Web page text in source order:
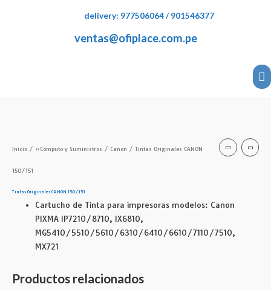
delivery: 977506064 / 901546377
ventas@ofiplace.com.pe
Inicio / »Cómputo y Suministros / Canon / Tintas Originales CANON
150/151
Tintas Originales CANON 150/151
Cartucho de Tinta para impresoras modelos: Canon
PIXMA IP7210/8710, IX6810,
MG5410/5510/5610/6310/6410/6610/7110/7510,
MX721
Productos relacionados